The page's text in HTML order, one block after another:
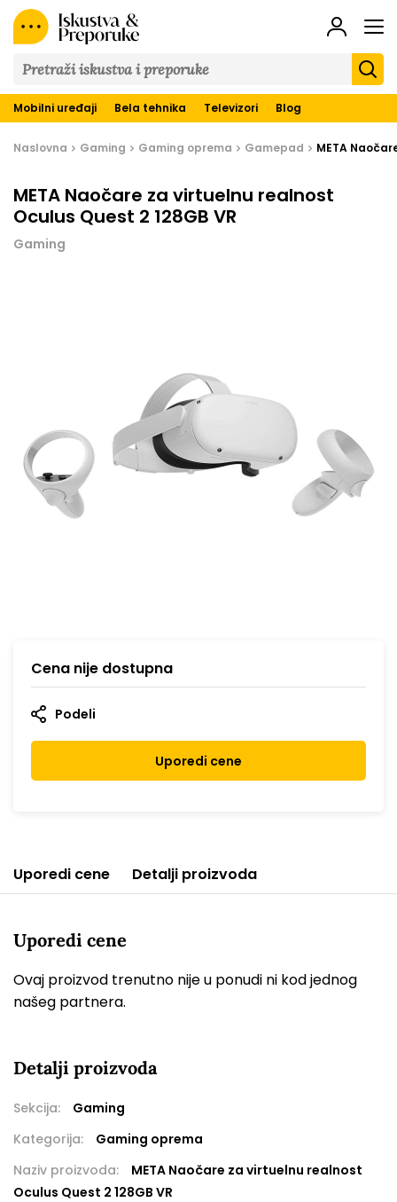
&
Preporuke
Mobilni uređaji Bela tehnika Televizori Blog
Naslovna Gaming Gaming oprema Gamepad META
META Naočare za virtuelnu realnost
Oculus Quest 2 128GB VR
Gaming
Cena nije dostupna
Podeli
Uporedi cene
Uporedi cene Detalji proizvoda
Uporedi cene
Ovaj proizvod trenutno nije u ponudi ni kod jednog
našeg partnera.
Detalji proizvoda
Sekcija:
Gaming
Kategorija:
Gaming oprema
Naziv proizvoda:
META Naočare za virtuelnu realnost
Oculus Quest 2 128GB VR